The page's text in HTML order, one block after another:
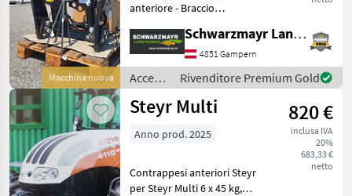
Macchina nuova
anteriore - Braccio
sollevamento DW
Dotazione aggiuntiva: - 2
tubi verso la parte
anteriore Opzionale con m
Schwarzmayr Landtechnik GmbH - Gampern
4851 Gampern
Accessori
per
trattore
Stemplinger
Rivenditore Premium Gold
Steyr Multi 820 €
inclusa IVA
20%
683,33 €
netto
Anno prod. 2025
Contrappesi anteriori Steyr
per Steyr Multi 6 x 45 kg,